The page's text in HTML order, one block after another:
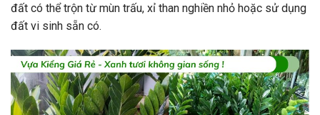
đất có thể trộn từ mùn trấu, xỉ than nghiền nhỏ hoặc sử dụng
đất vi sinh sẵn có.